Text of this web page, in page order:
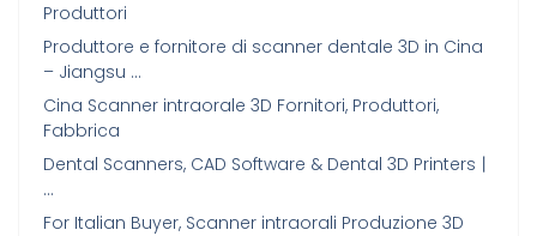
Produttori
Produttore e fornitore di scanner dentale 3D in Cina
– Jiangsu …
Cina Scanner intraorale 3D Fornitori, Produttori,
Fabbrica
Dental Scanners, CAD Software & Dental 3D Printers丨
…
For Italian Buyer, Scanner intraorali Produzione 3D